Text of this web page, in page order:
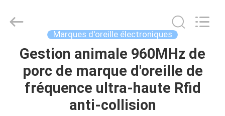
MAISON
PRODUITS
Technology
Reserved.
Marques d'oreille électroniques
Gestion animale 960MHz de
porc de marque d'oreille de
fréquence ultra-haute Rfid
anti-collision